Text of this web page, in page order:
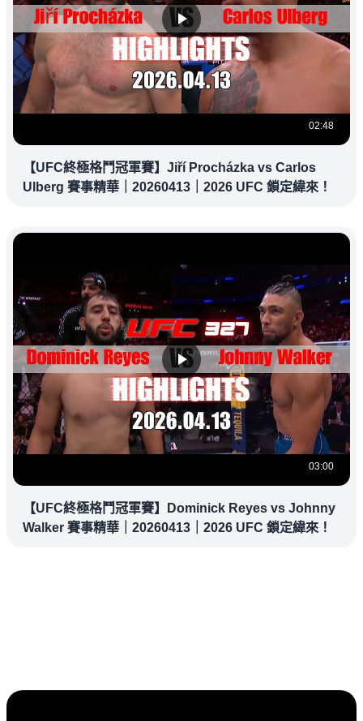
02:48
【UFC終極格鬥冠軍賽】Jiří Procházka vs Carlos
Ulberg 賽事精華｜20260413｜2026 UFC 鎖定緯來！
03:00
【UFC終極格鬥冠軍賽】Dominick Reyes vs Johnny
Walker 賽事精華｜20260413｜2026 UFC 鎖定緯來！